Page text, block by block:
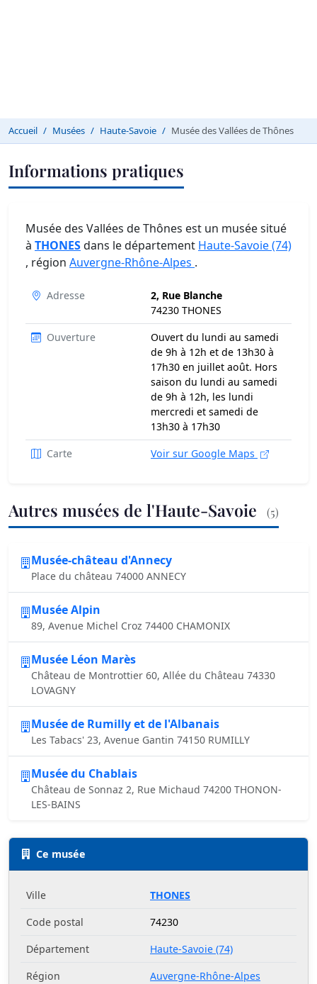
Accueil Musées Haute-Savoie Musée des Vallées de Thônes
Informations pratiques
Musée des Vallées de Thônes est un musée situé
à THONESdans le département Haute-Savoie (74)
, région Auvergne-Rhône-Alpes .
Adresse
2, Rue Blanche
74230 THONES
Ouverture
Ouvert du lundi au samedi
de 9h à 12h et de 13h30 à
17h30 en juillet août. Hors
saison du lundi au samedi
de 9h à 12h, les lundi
mercredi et samedi de
13h30 à 17h30
Carte
Voir sur Google Maps
Autres musées de l'Haute-Savoie (5)
Musée-château d'Annecy
Place du château 74000 ANNECY
Musée Alpin
89, Avenue Michel Croz 74400 CHAMONIX
Musée Léon Marès
Château de Montrottier 60, Allée du Château 74330
LOVAGNY
Musée de Rumilly et de l'Albanais
Les Tabacs' 23, Avenue Gantin 74150 RUMILLY
Musée du Chablais
Château de Sonnaz 2, Rue Michaud 74200 THONON-
LES-BAINS
Ce musée
Ville
THONES
Code postal
74230
Département
Haute-Savoie (74)
Région
Auvergne-Rhône-Alpes